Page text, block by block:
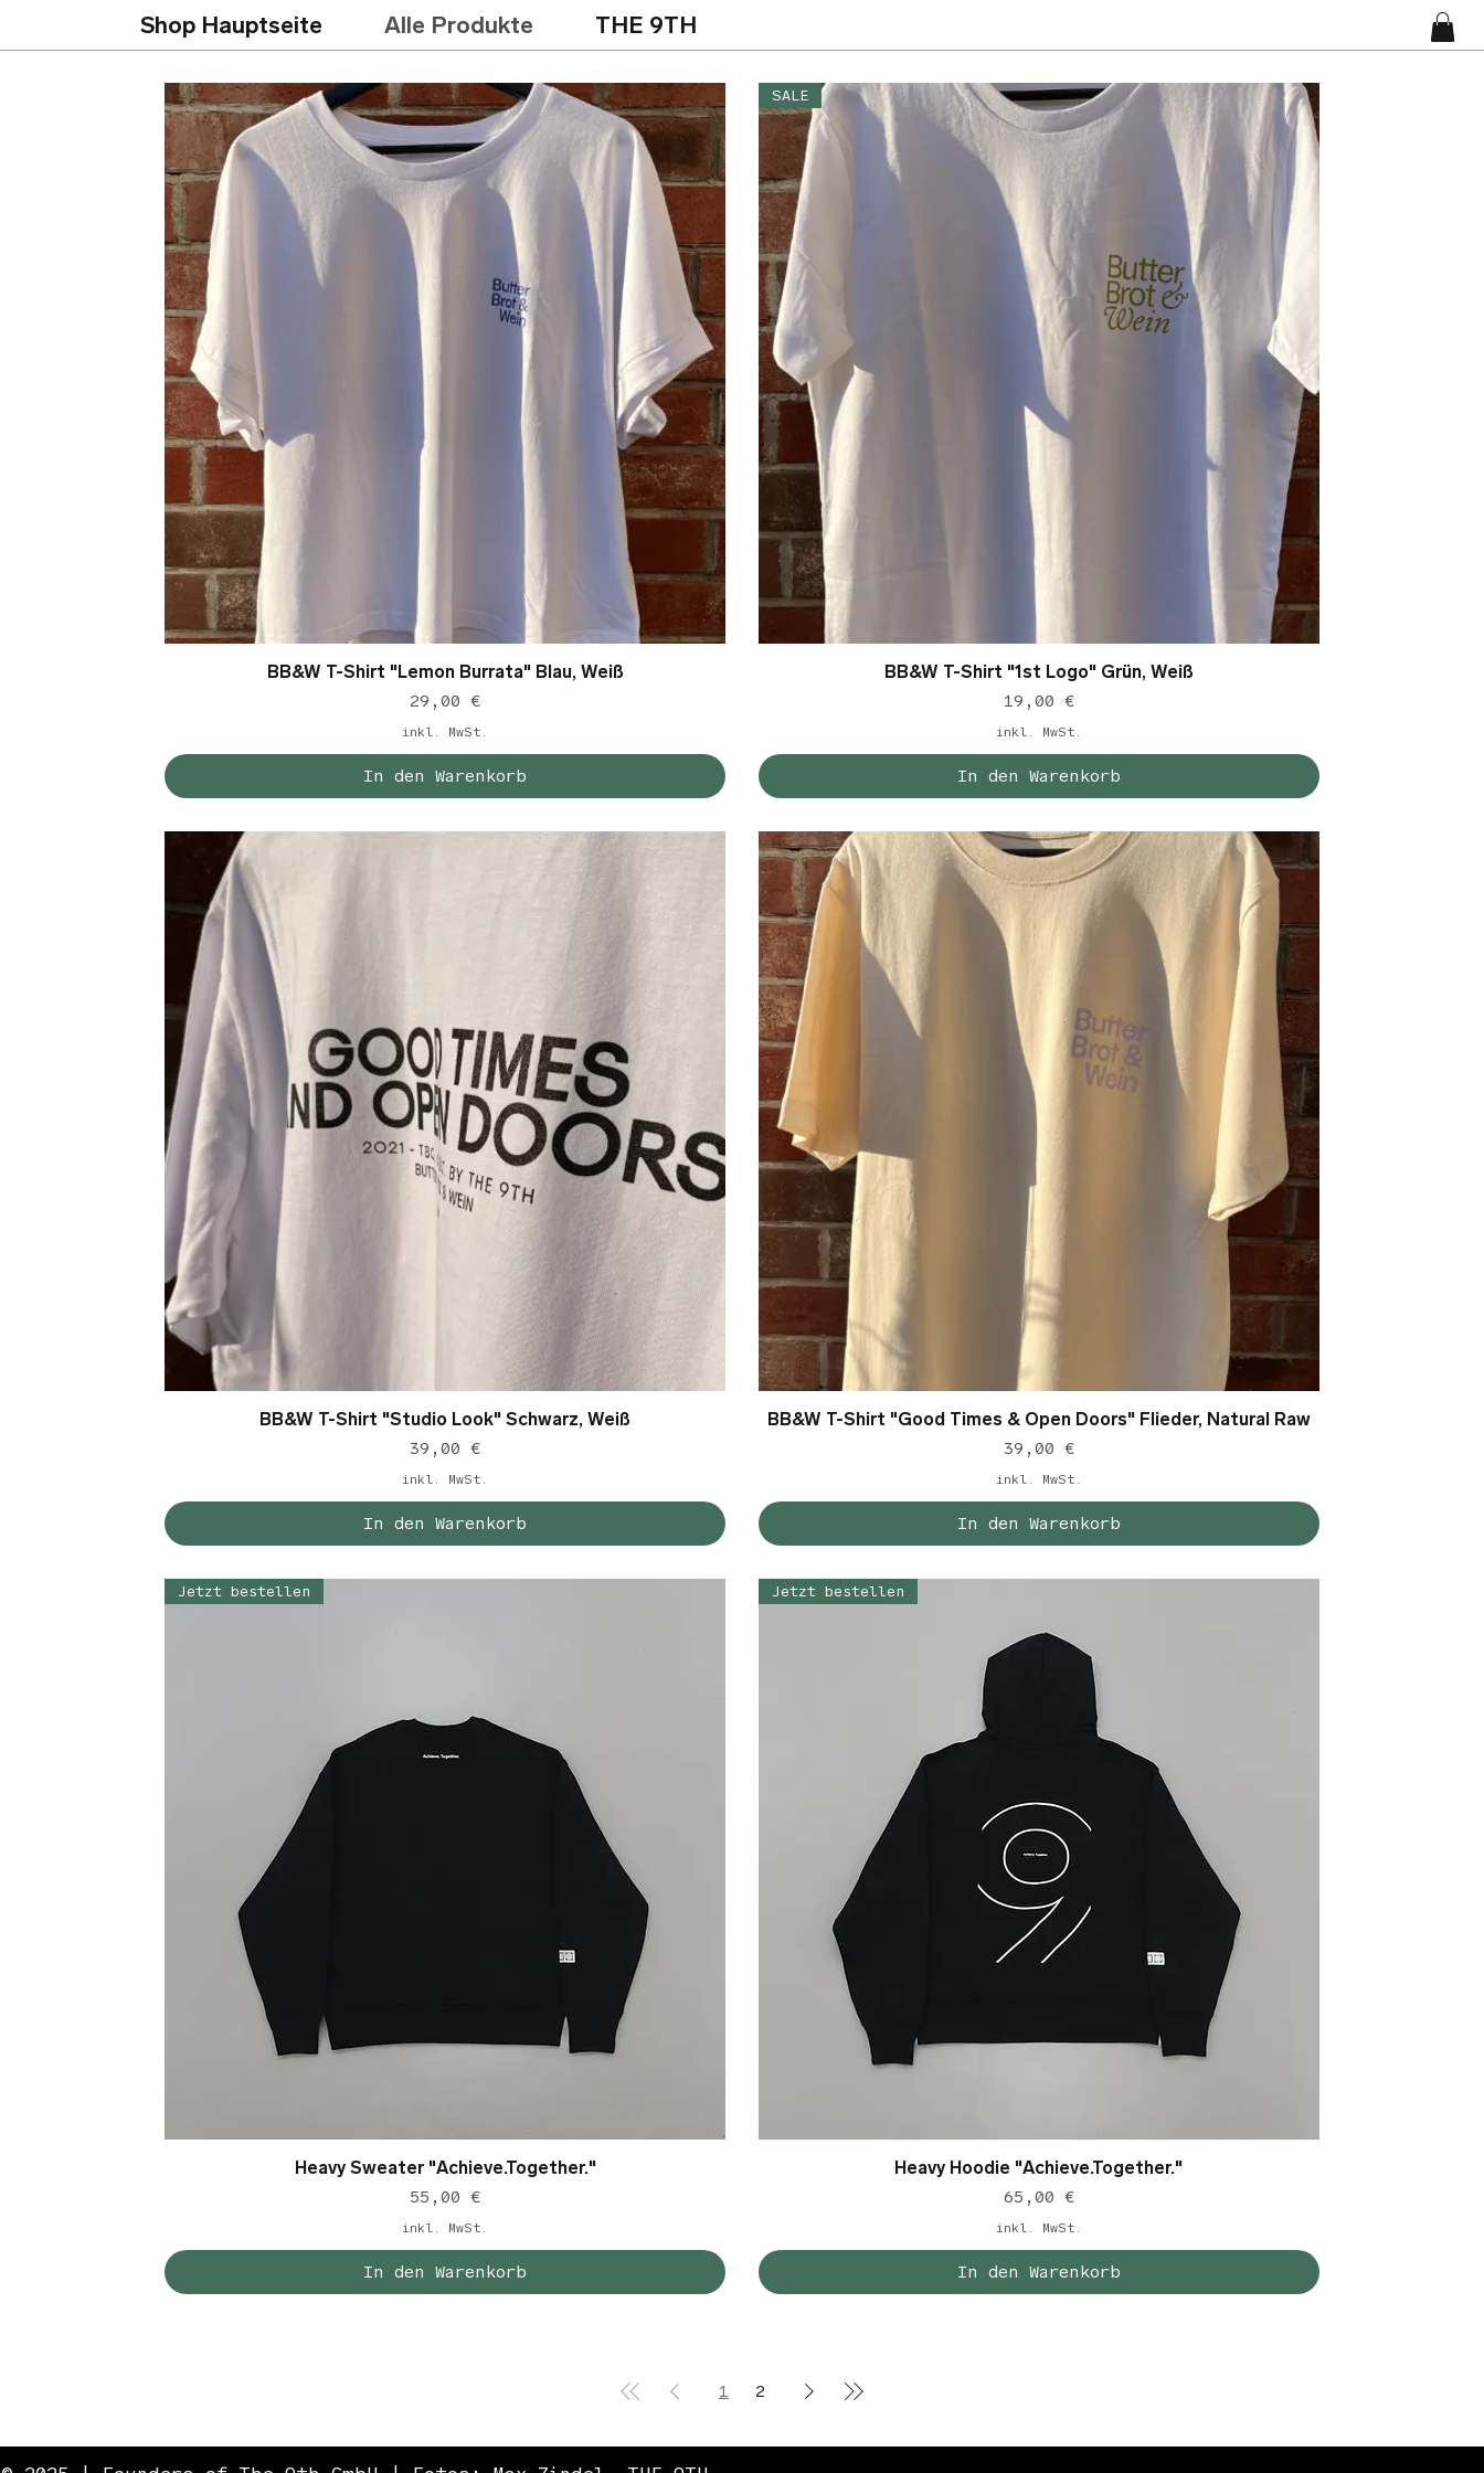
Shop Hauptseite Alle Produkte THE 9TH
Schnellansicht
BB&W T-Shirt "Lemon Burrata" Blau, Weiß
Preis
29,00 €
inkl. MwSt.
In den Warenkorb
Schnellansicht
SALE
BB&W T-Shirt "1st Logo" Grün, Weiß
Preis
19,00 €
inkl. MwSt.
In den Warenkorb
Schnellansicht
BB&W T-Shirt "Studio Look" Schwarz, Weiß
Preis
39,00 €
inkl. MwSt.
In den Warenkorb
Schnellansicht
BB&W T-Shirt "Good Times & Open Doors" Flieder, Natural Raw
Preis
39,00 €
inkl. MwSt.
In den Warenkorb
Schnellansicht
Jetzt bestellen
Heavy Sweater "Achieve.Together."
Preis
55,00 €
inkl. MwSt.
In den Warenkorb
Schnellansicht
Jetzt bestellen
Heavy Hoodie "Achieve.Together."
Preis
65,00 €
inkl. MwSt.
In den Warenkorb
1 2